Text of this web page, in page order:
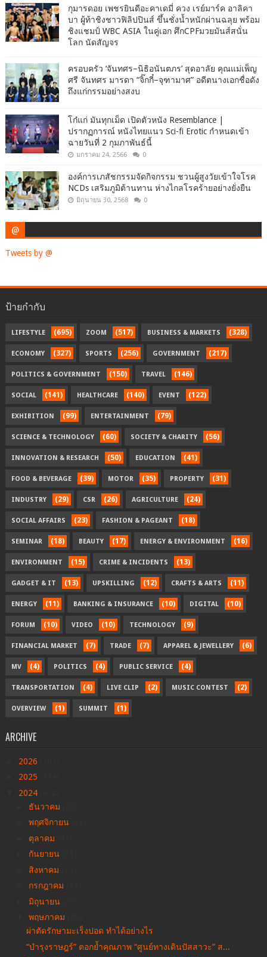
กุมารดอย เพชรยินดีอะคาเดมี่ ควง เรย์มาร์ค อาลิคา
บา ผู้ท้าชิงชาวฟิลิปปินส์ ขึ้นชั่งน้ำหนักผ่านฉลุย พร้อม
ชิงแชมป์ WBC ASIA ในคู่เอก ศึกCPFมวยมันส์สนั่น
โลก นัดสัญจร
ครอบครัว ‘จันทศร–นิธิอนันตภร’ สุดอาลัย คุณแม่เพ็ญ
ศรี จันทศร มารดา “จิ๊กกี๋–จุฑามาศ” อดีตนางเอกชื่อดัง
ถึงแก่กรรมอย่างสงบ
โก๋แก่ มันทุกเม็ด เปิดตัวหนัง Resemblance |
ปรากฏการณ์ หนังไทยแนว Sci-fi Erotic กำหนดเข้า
ฉายวันที่ 2 กุมภาพันธ์นี้
มกราคม 24, 2566 0
องค์การเภสัชกรรมจัดกิจกรรม ชวนผู้สูงวัยเข้าใจโรค
NCDs เสริมภูมิต้านทาน ห่างไกลโรคร้ายอย่างยั่งยืน
มิถุนายน 30, 2568 0
@
Tweets by @
ป้ายกำกับ
LIFESTYLE (695) ZOOM (517) BUSINESS & MARKETS (328)
ECONOMY (327) SPORTS (256) GOVERNMENT (217)
POLITICS & GOVERNMENT (150) TRAVEL (146)
SOCIAL (141) HEALTHCARE (140) EVENT (122)
EXHIBITION (99) ENTERTAINMENT (79)
SCIENCE & TECHNOLOGY (60) SOCIETY & CHARITY (56)
INNOVATION & RESEARCH (50) EDUCATION (41)
FOOD & BEVERAGE (39) MOTOR (35) PROPERTY (31)
INDUSTRY (29) CSR (26) AGRICULTURE (24)
SOCIAL AFFAIRS (23) FASHION & PAGEANT (18)
SEMINAR (18) BEAUTY (17) ENERGY & ENVIRONMENT (16)
ENVIRONMENT (15) CRIME & INCIDENTS (13)
GADGET & IT (13) UPSKILLING (12) CRAFTS & ARTS (11)
ENERGY (11) BANKING & INSURANCE (10) DIGITAL (10)
FORUM (10) VIDEO (10) TECHNOLOGY (9)
FINANCIAL MARKET (7) TRADE (7) APPAREL & JEWELLERY (6)
MV (4) POLITICS (4) PUBLIC SERVICE (4)
TRANSPORTATION (4) LIVE CLIP (2) MUSIC CONTEST (2)
OVERVIEW (1) SUMMIT (1)
ARCHIVE
2026
2025
2024
ธันวาคม
พฤศจิกายน
ตุลาคม
กันยายน
สิงหาคม
กรกฎาคม
มิถุนายน
พฤษภาคม
ผ่าตัดรักษามะเร็งปอด ทำได้อย่างไร
“บำรุงราษฎร์” ตอกย้ำคุณภาพ “ศูนย์ทางเดินปัสสาวะ” ส...